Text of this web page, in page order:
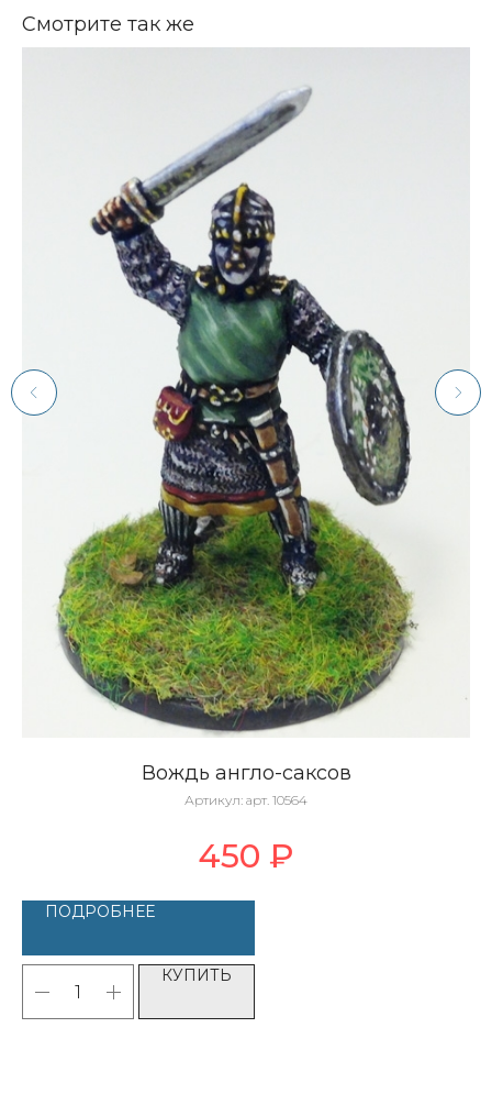
Смотрите так же
Вождь англо-саксов
Артикул: арт. 10564
450 ₽
ПОДРОБНЕЕ
КУПИТЬ